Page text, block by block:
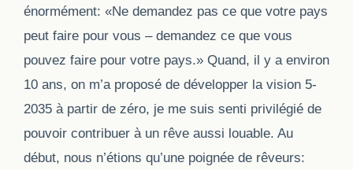
énormément: «Ne demandez pas ce que votre pays
peut faire pour vous – demandez ce que vous
pouvez faire pour votre pays.» Quand, il y a environ
10 ans, on m’a proposé de développer la vision 5-
2035 à partir de zéro, je me suis senti privilégié de
pouvoir contribuer à un rêve aussi louable. Au
début, nous n’étions qu’une poignée de rêveurs: